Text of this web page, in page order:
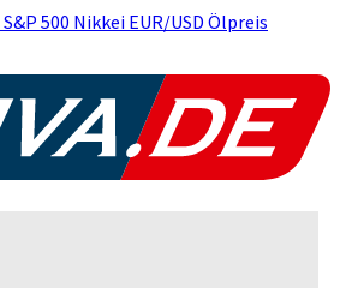
S&P 500 Nikkei EUR/USD Ölpreis